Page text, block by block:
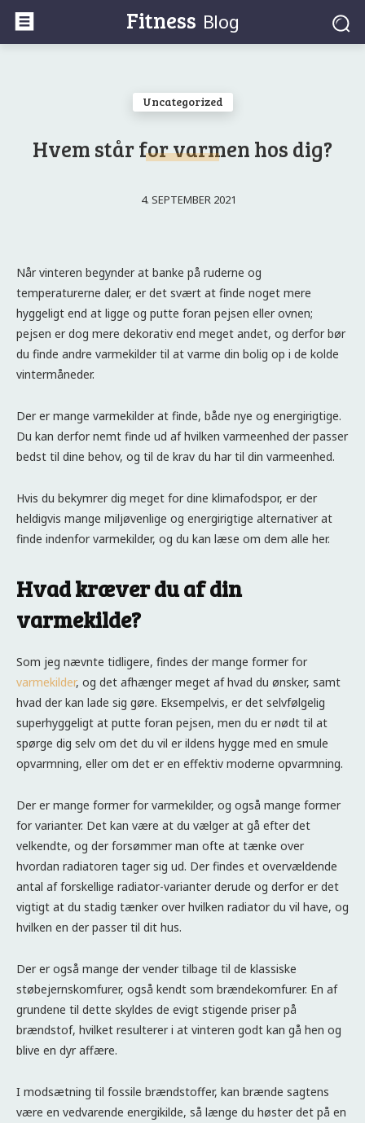
Fitness Blog
Uncategorized
Hvem står for varmen hos dig?
4. SEPTEMBER 2021
Når vinteren begynder at banke på ruderne og
temperaturerne daler, er det svært at finde noget mere
hyggeligt end at ligge og putte foran pejsen eller ovnen;
pejsen er dog mere dekorativ end meget andet, og derfor bør
du finde andre varmekilder til at varme din bolig op i de kolde
vintermåneder.
Der er mange varmekilder at finde, både nye og energirigtige.
Du kan derfor nemt finde ud af hvilken varmeenhed der passer
bedst til dine behov, og til de krav du har til din varmeenhed.
Hvis du bekymrer dig meget for dine klimafodspor, er der
heldigvis mange miljøvenlige og energirigtige alternativer at
finde indenfor varmekilder, og du kan læse om dem alle her.
Hvad kræver du af din
varmekilde?
Som jeg nævnte tidligere, findes der mange former for
varmekilder, og det afhænger meget af hvad du ønsker, samt
hvad der kan lade sig gøre. Eksempelvis, er det selvfølgelig
superhyggeligt at putte foran pejsen, men du er nødt til at
spørge dig selv om det du vil er ildens hygge med en smule
opvarmning, eller om det er en effektiv moderne opvarmning.
Der er mange former for varmekilder, og også mange former
for varianter. Det kan være at du vælger at gå efter det
velkendte, og der forsømmer man ofte at tænke over
hvordan radiatoren tager sig ud. Der findes et overvældende
antal af forskellige radiator-varianter derude og derfor er det
vigtigt at du stadig tænker over hvilken radiator du vil have, og
hvilken en der passer til dit hus.
Der er også mange der vender tilbage til de klassiske
støbejernskomfurer, også kendt som brændekomfurer. En af
grundene til dette skyldes de evigt stigende priser på
brændstof, hvilket resulterer i at vinteren godt kan gå hen og
blive en dyr affære.
I modsætning til fossile brændstoffer, kan brænde sagtens
være en vedvarende energikilde, så længe du høster det på en